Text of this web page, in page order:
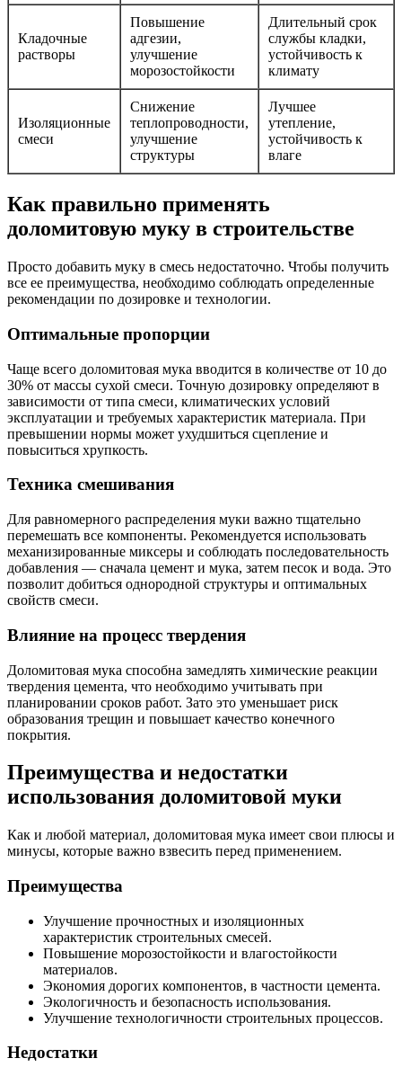
Кладочные
растворы
Повышение
адгезии,
улучшение
морозостойкости
Длительный срок
службы кладки,
устойчивость к
климату
Изоляционные
смеси
Снижение
теплопроводности,
улучшение
структуры
Лучшее
утепление,
устойчивость к
влаге
Как правильно применять
доломитовую муку в строительстве
Просто добавить муку в смесь недостаточно. Чтобы получить
все ее преимущества, необходимо соблюдать определенные
рекомендации по дозировке и технологии.
Оптимальные пропорции
Чаще всего доломитовая мука вводится в количестве от 10 до
30% от массы сухой смеси. Точную дозировку определяют в
зависимости от типа смеси, климатических условий
эксплуатации и требуемых характеристик материала. При
превышении нормы может ухудшиться сцепление и
повыситься хрупкость.
Техника смешивания
Для равномерного распределения муки важно тщательно
перемешать все компоненты. Рекомендуется использовать
механизированные миксеры и соблюдать последовательность
добавления — сначала цемент и мука, затем песок и вода. Это
позволит добиться однородной структуры и оптимальных
свойств смеси.
Влияние на процесс твердения
Доломитовая мука способна замедлять химические реакции
твердения цемента, что необходимо учитывать при
планировании сроков работ. Зато это уменьшает риск
образования трещин и повышает качество конечного
покрытия.
Преимущества и недостатки
использования доломитовой муки
Как и любой материал, доломитовая мука имеет свои плюсы и
минусы, которые важно взвесить перед применением.
Преимущества
Улучшение прочностных и изоляционных
характеристик строительных смесей.
Повышение морозостойкости и влагостойкости
материалов.
Экономия дорогих компонентов, в частности цемента.
Экологичность и безопасность использования.
Улучшение технологичности строительных процессов.
Недостатки